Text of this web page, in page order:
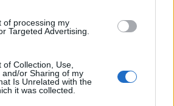
of processing my
Targeted Advertising.
Collection, Use,
and/or Sharing of my
Is Unrelated with the
it was collected.
te
s
p
p
a
re
Articolo precedente
articolo